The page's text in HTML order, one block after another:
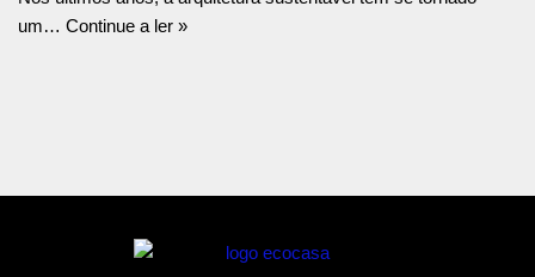
um… Continue a ler »